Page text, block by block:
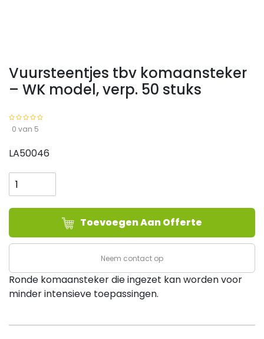
Vuursteentjes tbv komaansteker
– WK model, verp. 50 stuks
0 van 5
LA50046
tbv
komaansteker
-
model,
stuks
aantal
Toevoegen Aan Offerte
Neem contact op
Ronde komaansteker die ingezet kan worden voor
minder intensieve toepassingen.